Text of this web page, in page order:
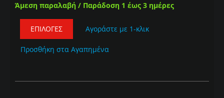
Άμεση παραλαβή / Παράδοση 1 έως 3 ημέρες
ΕΠΙΛΟΓΈΣ Αγοράστε με 1-κλικ
Προσθήκη στα Αγαπημένα